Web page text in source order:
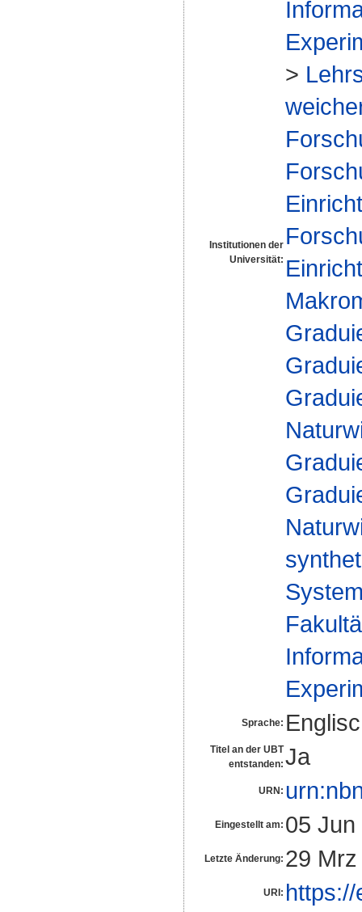
Institutionen der
Universität:
>
Sprache:
Titel an der UBT
entstanden: Ja
URN:
Eingestellt am: 05
Letzte Änderung: 29
URI: